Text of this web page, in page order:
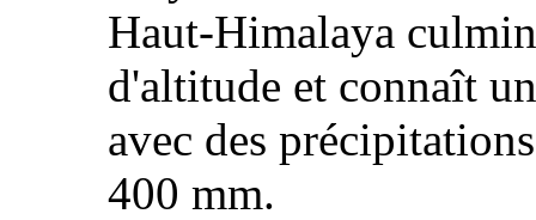
Haut‑Himalaya
d'altitude et connaît
avec des
400 mm.